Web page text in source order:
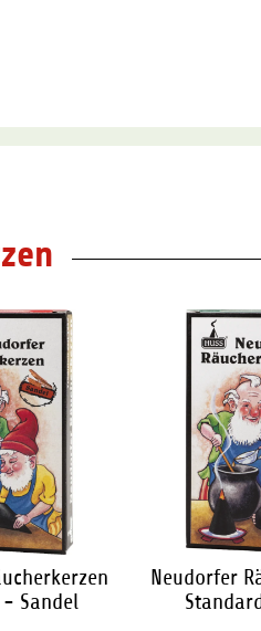
Sandel
Neudorfer